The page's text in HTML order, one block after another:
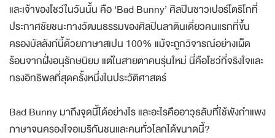
และเจ้าของโชว์ในวันนั้น คือ ‘Bad Bunny’ ศิลปินชาวเปอร์โตริโกที่
ประกาศชัยชนะทางวัฒนธรรมของศิลปินลาตินเดี่ยวคนแรกที่ขึ้น
ครองบัลลังก์นี้ด้วยภาษาสเปน 100% แม้จะถูกวิจารณ์อย่างเผ็ด
ร้อนจากฝั่งอนุรักษนิยม แต่ในสายตาคนรุ่นใหม่ นี่คือโชว์ที่จริงใจและ
ทรงอิทธิพลที่สุดครั้งหนึ่งในประวัติศาสตร์
Bad Bunny มาถึงจุดนี้ได้อย่างไร และอะไรคืออาวุธลับที่ใช้พังกำแพง
ภาษาจนครองใจอเมริกันชนและคนทั่วโลกได้ขนาดนี้?